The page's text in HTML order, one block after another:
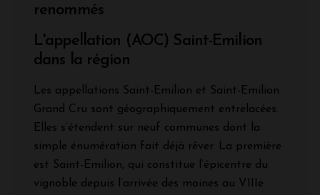
renommés
L'appellation (AOC) Saint-Emilion
dans la région
Les appellations Saint-Emilion et Saint-Emilion
Grand Cru sont géographiquement entrelacées.
Elles s’étendent sur neuf communes dont la
simple énumération fait déjà rêver. La première
est Saint-Emilion, qui constitue l’épicentre du
vignoble depuis l’arrivée des moines au VIIIe